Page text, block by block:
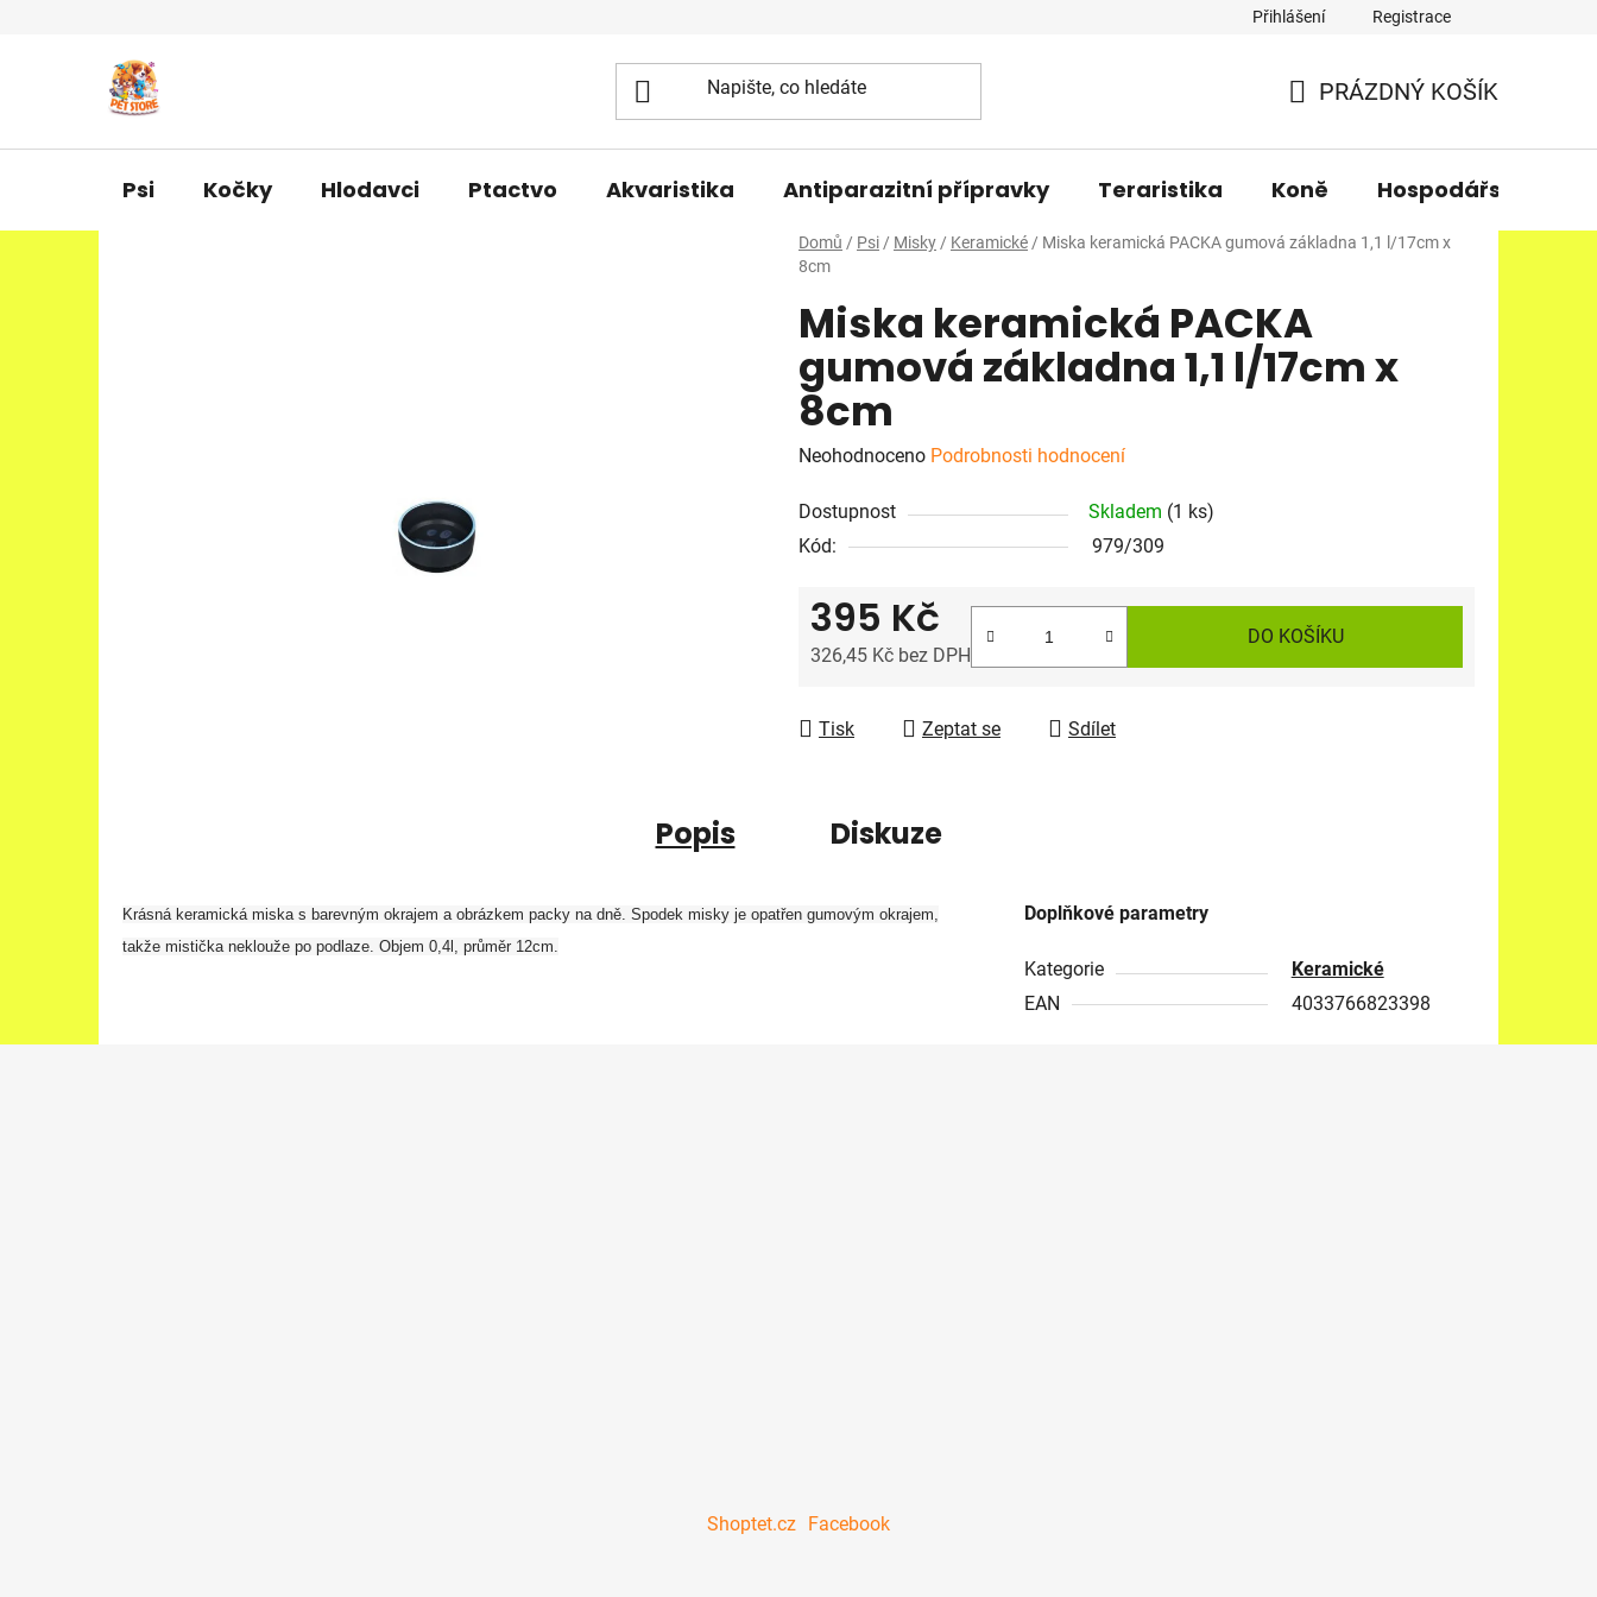
Přihlášení Registrace
KOŠÍK
PRÁZDNÝ KOŠÍK
Psi Kočky Hlodavci Ptactvo Akvaristika Antiparazitní přípravky Teraristika Koně Hospodářská
Domů / Psi / Misky / Keramické / Miska keramická PACKA gumová základna 1,1 l/17cm x
8cm
Miska keramická PACKA
gumová základna 1,1 l/17cm x
8cm
Průměrné
produktu
je
Neohodnoceno Podrobnosti hodnocení
Dostupnost Skladem (1 ks)
Kód:
979/309
395 Kč
326,45 Kč bez DPH
DO KOŠÍKU
Tisk Zeptat se Sdílet
Popis Diskuze
Krásná keramická miska s barevným okrajem a obrázkem packy na dně. Spodek misky je opatřen gumovým okrajem,
takže mistička neklouže po podlaze. Objem 0,4l, průměr 12cm.
Doplňkové parametry
Kategorie
Keramické
EAN
4033766823398
Shoptet.cz Facebook